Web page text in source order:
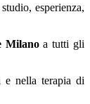
esperienza,
Milanoa tutti gli
e nella terapia di